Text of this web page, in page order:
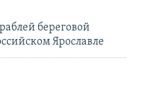
береговой
Ярославле